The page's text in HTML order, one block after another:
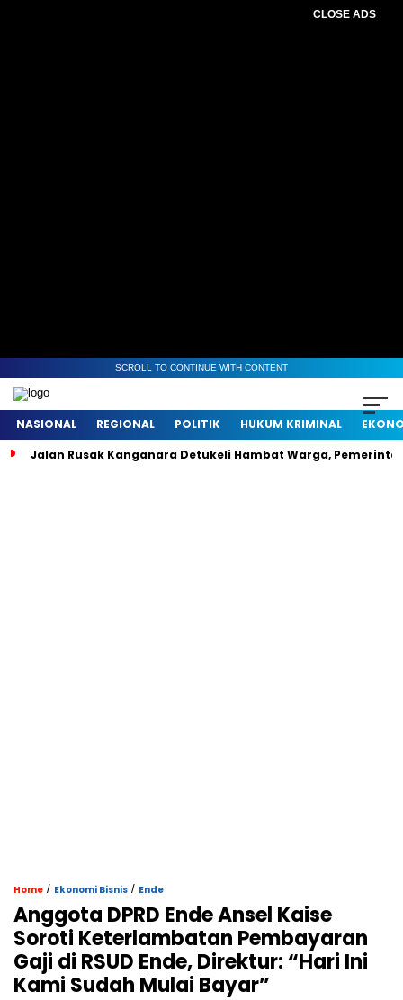
CLOSE ADS
SCROLL TO CONTINUE WITH CONTENT
NASIONAL REGIONAL POLITIK HUKUM KRIMINAL
Jalan Rusak Kanganara Detukeli Hambat Warga,
Home / Ekonomi Bisnis / Ende
Anggota DPRD Ende Ansel Kaise
Soroti Keterlambatan Pembayaran
Gaji di RSUD Ende, Direktur: “Hari Ini
Kami Sudah Mulai Bayar”